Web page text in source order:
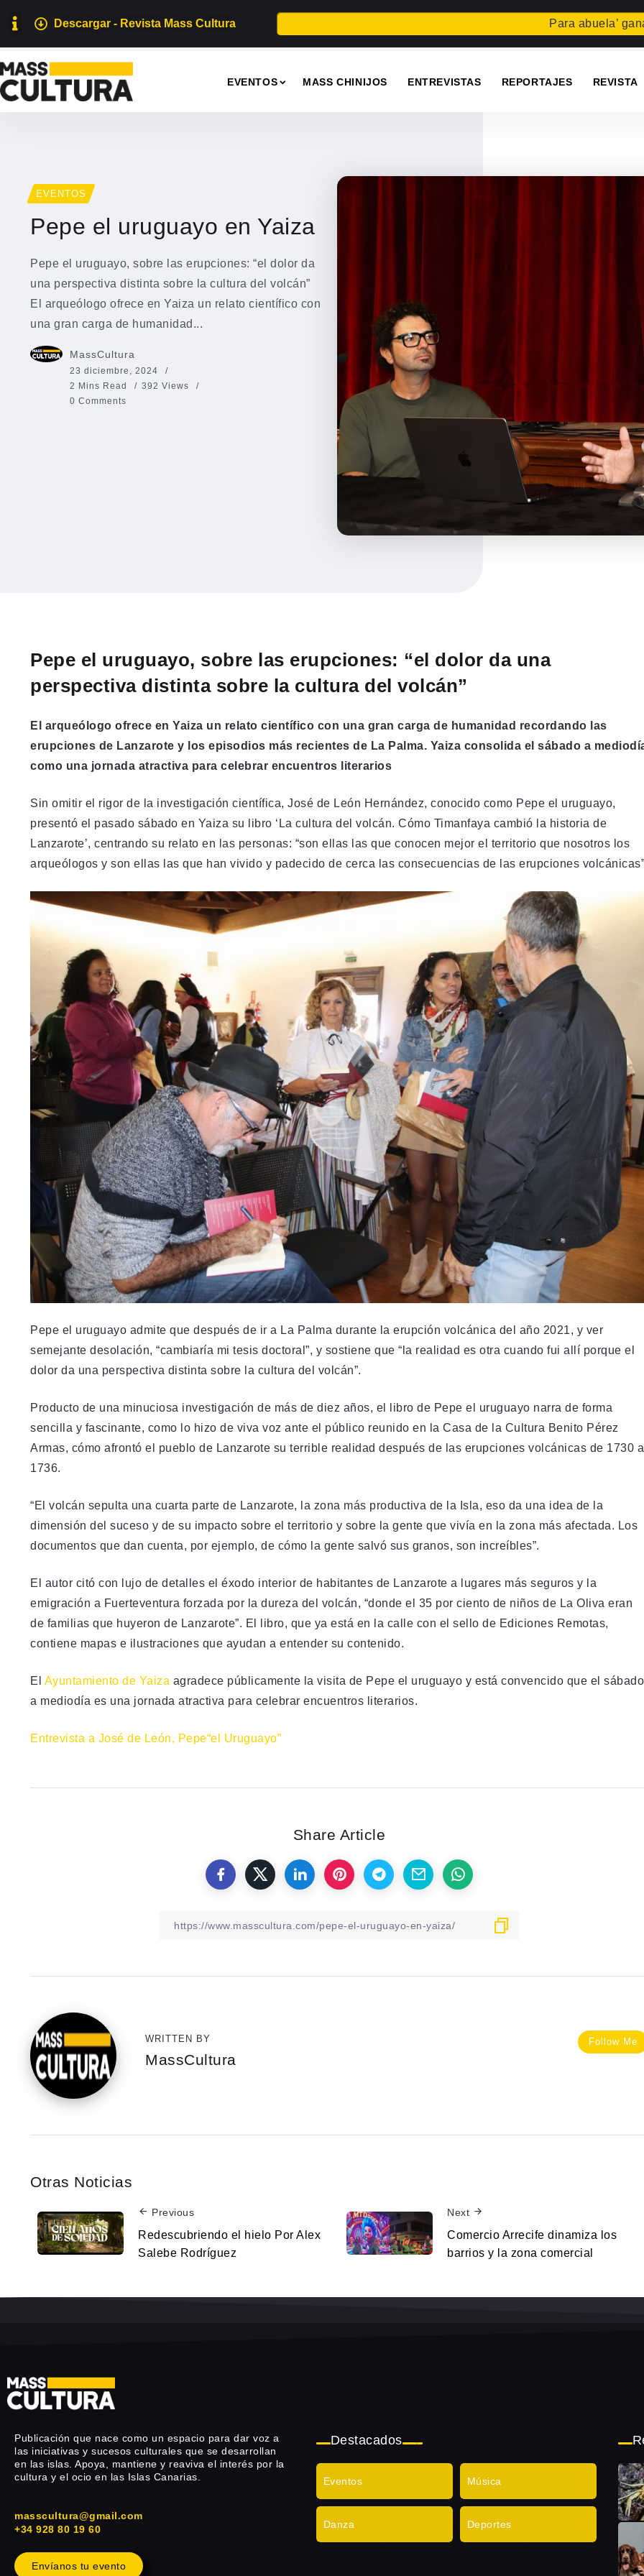
Descargar - Revista Mass Cultura Para abuela’ gana el
EVENTOS MASS CHINIJOS ENTREVISTAS REPORTAJES REVISTA
EVENTOS
Pepe el uruguayo en Yaiza
Pepe el uruguayo, sobre las erupciones: “el dolor da
una perspectiva distinta sobre la cultura del volcán”
El arqueólogo ofrece en Yaiza un relato científico con
una gran carga de humanidad...
MassCultura
23 diciembre, 2024
2 Mins Read
392 Views
0 Comments
Pepe el uruguayo, sobre las erupciones: “el dolor da una
perspectiva distinta sobre la cultura del volcán”
El arqueólogo ofrece en Yaiza un relato científico con una gran carga de humanidad recordando las
erupciones de Lanzarote y los episodios más recientes de La Palma. Yaiza consolida el sábado a
como una jornada atractiva para celebrar encuentros literarios
Sin omitir el rigor de la investigación científica, José de León Hernández, conocido como Pepe el uruguayo,
presentó el pasado sábado en Yaiza su libro ‘La cultura del volcán. Cómo Timanfaya cambió la historia de
Lanzarote’, centrando su relato en las personas: “son ellas las que conocen mejor el territorio que nosotros los
arqueólogos y son ellas las que han vivido y padecido de cerca las consecuencias de las erupciones
Pepe el uruguayo admite que después de ir a La Palma durante la erupción volcánica del año 2021, y ver
semejante desolación, “cambiaría mi tesis doctoral”, y sostiene que “la realidad es otra cuando fui allí porque el
dolor da una perspectiva distinta sobre la cultura del volcán”.
Producto de una minuciosa investigación de más de diez años, el libro de Pepe el uruguayo narra de forma
sencilla y fascinante, como lo hizo de viva voz ante el público reunido en la Casa de la Cultura Benito Pérez
Armas, cómo afrontó el pueblo de Lanzarote su terrible realidad después de las erupciones volcánicas de 1730 a
1736.
“El volcán sepulta una cuarta parte de Lanzarote, la zona más productiva de la Isla, eso da una idea de la
dimensión del suceso y de su impacto sobre el territorio y sobre la gente que vivía en la zona más afectada. Los
documentos que dan cuenta, por ejemplo, de cómo la gente salvó sus granos, son increíbles”.
El autor citó con lujo de detalles el éxodo interior de habitantes de Lanzarote a lugares más seguros y la
emigración a Fuerteventura forzada por la dureza del volcán, “donde el 35 por ciento de niños de La Oliva eran
de familias que huyeron de Lanzarote”. El libro, que ya está en la calle con el sello de Ediciones Remotas,
contiene mapas e ilustraciones que ayudan a entender su contenido.
El Ayuntamiento de Yaiza agradece públicamente la visita de Pepe el uruguayo y está convencido que el sábado
a mediodía es una jornada atractiva para celebrar encuentros literarios.
Entrevista a José de León, Pepe“el Uruguayo”
Share Article
Follow Me
WRITTEN BY
MassCultura
Otras Noticias
Previous
Redescubriendo el hielo Por Alex
Salebe Rodríguez
Next
Comercio Arrecife dinamiza los
barrios y la zona comercial
Publicación que nace como un espacio para dar voz a
las iniciativas y sucesos culturales que se desarrollan
en las islas. Apoya, mantiene y reaviva el interés por la
cultura y el ocio en las Islas Canarias.
masscultura@gmail.com
+34 928 80 19 60
Envíanos tu evento
Destacados
Eventos Música
Danza Deportes